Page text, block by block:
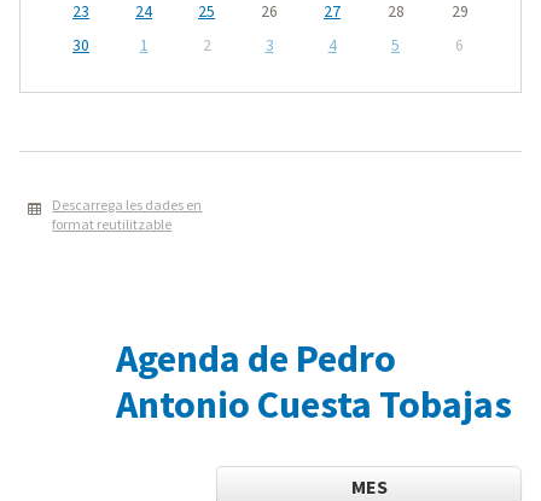
23
24 25 26 27 28
29
30
1 2 3 4 5 6
Descarrega les dades en
format reutilitzable
Agenda de Pedro
Antonio Cuesta Tobajas
MES